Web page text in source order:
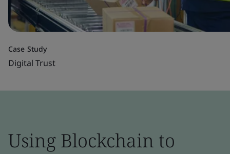
Case Study
Digital Trust
Using Blockchain to